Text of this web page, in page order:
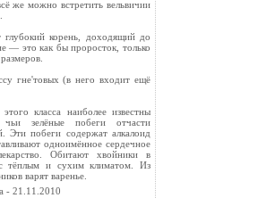
же можно встретить вельвичии
глубокий корень, доходящий до
— это как бы проросток, только
гне'товых (в него входит ещё
класса наибо­лее известны
зелё­ные побеги отчасти
Эти побеги содержат алкалоид
одноимённое сердечное
Обитают хвой­ники в
тёплым и сухим климатом. Из
варят варенье.
- 21.11.2010